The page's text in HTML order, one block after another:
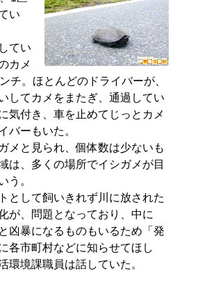
い
てい
カメ
チ。ほとんどのドライバーが、
してカメをまたぎ、通過してい
気付き、車を止めてじっとカメ
バーもいた。
メと見られ、個体数は少ないも
は、多くの場所でイシガメが目
う。
として飼いきれず川に放された
が、問題となっており、中に
凶暴になるものもいるため「発
各市町村などに知らせてほし
環境課職員は話していた。